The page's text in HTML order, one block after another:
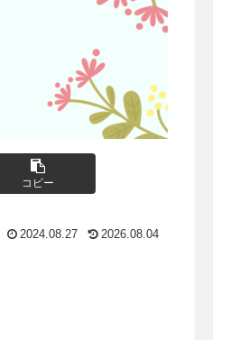
コピー
2024.08.27 2026.08.04